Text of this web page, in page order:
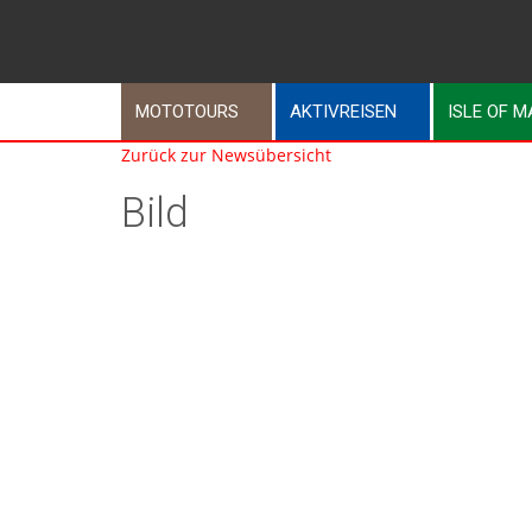
MOTOTOURS AKTIVREISEN ISLE OF
Zurück zur Newsübersicht
Bild